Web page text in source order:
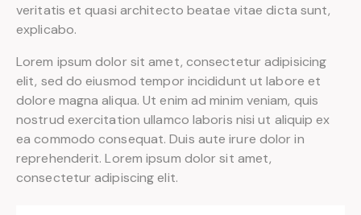
veritatis et quasi architecto beatae vitae dicta sunt,
explicabo.
Lorem ipsum dolor sit amet, consectetur adipisicing
elit, sed do eiusmod tempor incididunt ut labore et
dolore magna aliqua. Ut enim ad minim veniam, quis
nostrud exercitation ullamco laboris nisi ut aliquip ex
ea commodo consequat. Duis aute irure dolor in
reprehenderit. Lorem ipsum dolor sit amet,
consectetur adipiscing elit.